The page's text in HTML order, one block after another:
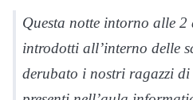
Questa notte intorno alle
introdotti all’interno delle
derubato i nostri ragazzi